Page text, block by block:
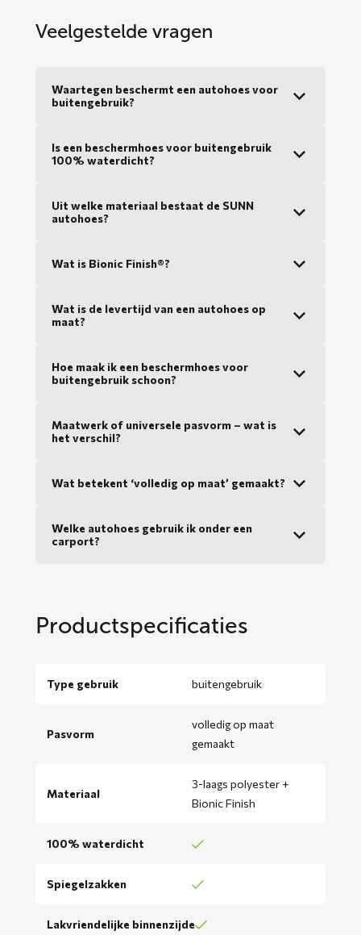
Veelgestelde vragen
Waartegen beschermt een autohoes voor
buitengebruik?
Is een beschermhoes voor buitengebruik
100% waterdicht?
Uit welke materiaal bestaat de SUNN
autohoes?
Wat is Bionic Finish®?
Wat is de levertijd van een autohoes op
maat?
Hoe maak ik een beschermhoes voor
buitengebruik schoon?
Maatwerk of universele pasvorm – wat is
het verschil?
Wat betekent ‘volledig op maat’ gemaakt?
Welke autohoes gebruik ik onder een
carport?
Productspecificaties
Type gebruik buitengebruik
Pasvorm
volledig op maat
gemaakt
Materiaal
3-laags polyester +
Bionic Finish
100% waterdicht
Spiegelzakken
Lakvriendelijke binnenzijde